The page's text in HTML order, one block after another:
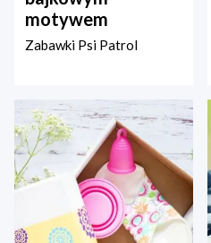
motywem
Zabawki Psi Patrol